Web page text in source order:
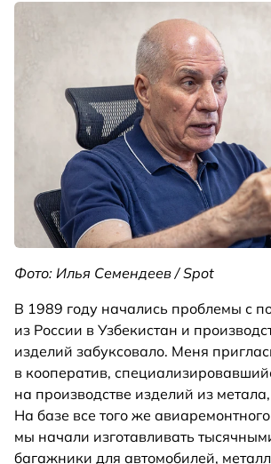
Фото: Илья Семендеев / Spot
В 1989 году начались проблемы с
из России в Узбекистан и
изделий забуксовало. Меня
в кооператив,
на производстве изделий из
На базе все того же
мы начали изготавливать
багажники для автомобилей,